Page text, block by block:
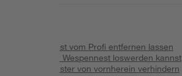
Wespennest vom Profi entfernen lassen
Wie du ein Wespennest loswerden kannst
Wespennester von vornherein verhindern